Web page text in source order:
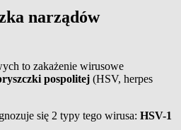
narządów
to zakażenie wirusowe
pospolitej (HSV, herpes
się 2 typy tego wirusa: HSV-1